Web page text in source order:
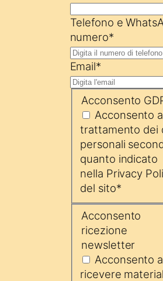
Telefono e
numero*
Email*
Acconsento
Acconsento
trattamento dei
personali
quanto indicato
nella Privacy
del sito*
Acconsento
ricezione
newsletter
Acconsento a
ricevere